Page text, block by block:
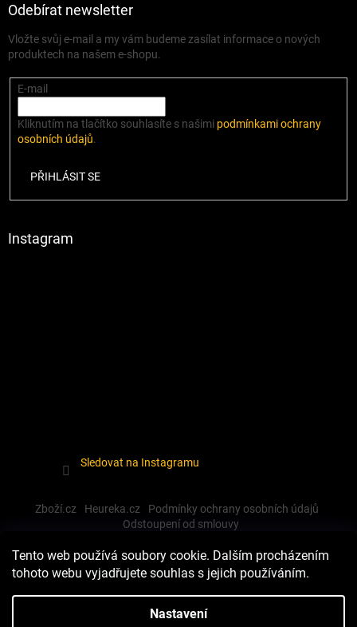
Tento web používá soubory cookie. Dalším procházením
tohoto webu vyjadřujete souhlas s jejich používáním.
Nastavení
Odebírat newsletter
Vložte svůj e-mail a my vám budeme zasílat informace o nových
produktech na našem e-shopu.
E-mail
Kliknutím na tlačítko souhlasíte s našimi podmínkami ochrany
osobních údajů.
PŘIHLÁSIT SE
Instagram
Sledovat na Instagramu
Zboží.cz Heureka.cz
Podmínky ochrany osobních údajů
Odstoupení od smlouvy